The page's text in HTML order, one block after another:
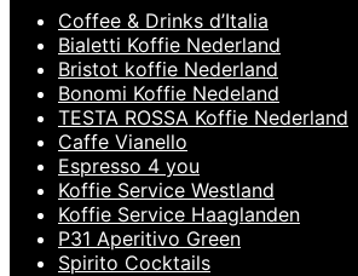
Coffee & Drinks d’Italia
Bialetti Koffie Nederland
Bristot koffie Nederland
Bonomi Koffie Nedeland
TESTA ROSSA Koffie Nederland
Caffe Vianello
Espresso 4 you
Koffie Service Westland
Koffie Service Haaglanden
P31 Aperitivo Green
Spirito Cocktails